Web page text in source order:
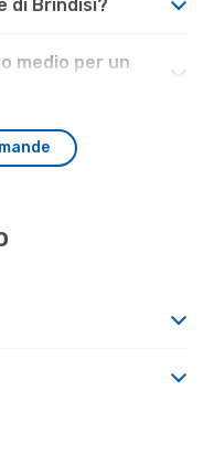
di Brindisi?
medio per un